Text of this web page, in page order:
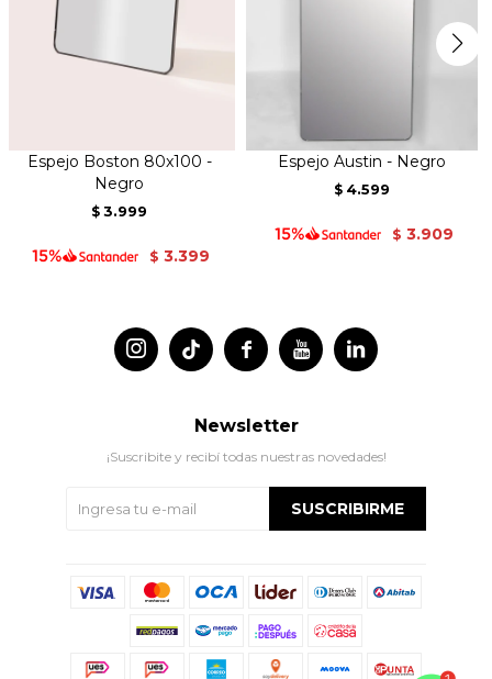
Espejo Boston 80x100 -
Negro
$ 3.999
$ 3.399
Espejo Austin - Negro
$ 4.599
$ 3.909
 
 
Newsletter
¡Suscribite y recibí todas nuestras novedades!
SUSCRIBIRME